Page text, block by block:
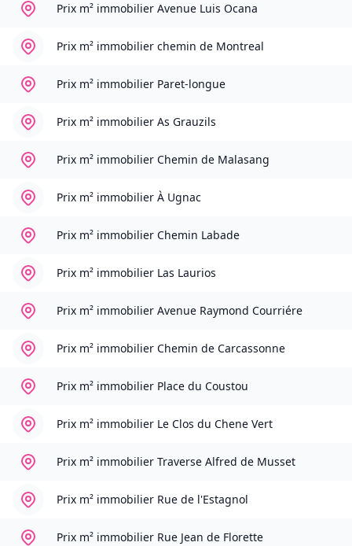
Prix m² immobilier Avenue Luis Ocana
Prix m² immobilier chemin de Montreal
Prix m² immobilier Paret-longue
Prix m² immobilier As Grauzils
Prix m² immobilier Chemin de Malasang
Prix m² immobilier À Ugnac
Prix m² immobilier Chemin Labade
Prix m² immobilier Las Laurios
Prix m² immobilier Avenue Raymond Courriére
Prix m² immobilier Chemin de Carcassonne
Prix m² immobilier Place du Coustou
Prix m² immobilier Le Clos du Chene Vert
Prix m² immobilier Traverse Alfred de Musset
Prix m² immobilier Rue de l'Estagnol
Prix m² immobilier Rue Jean de Florette